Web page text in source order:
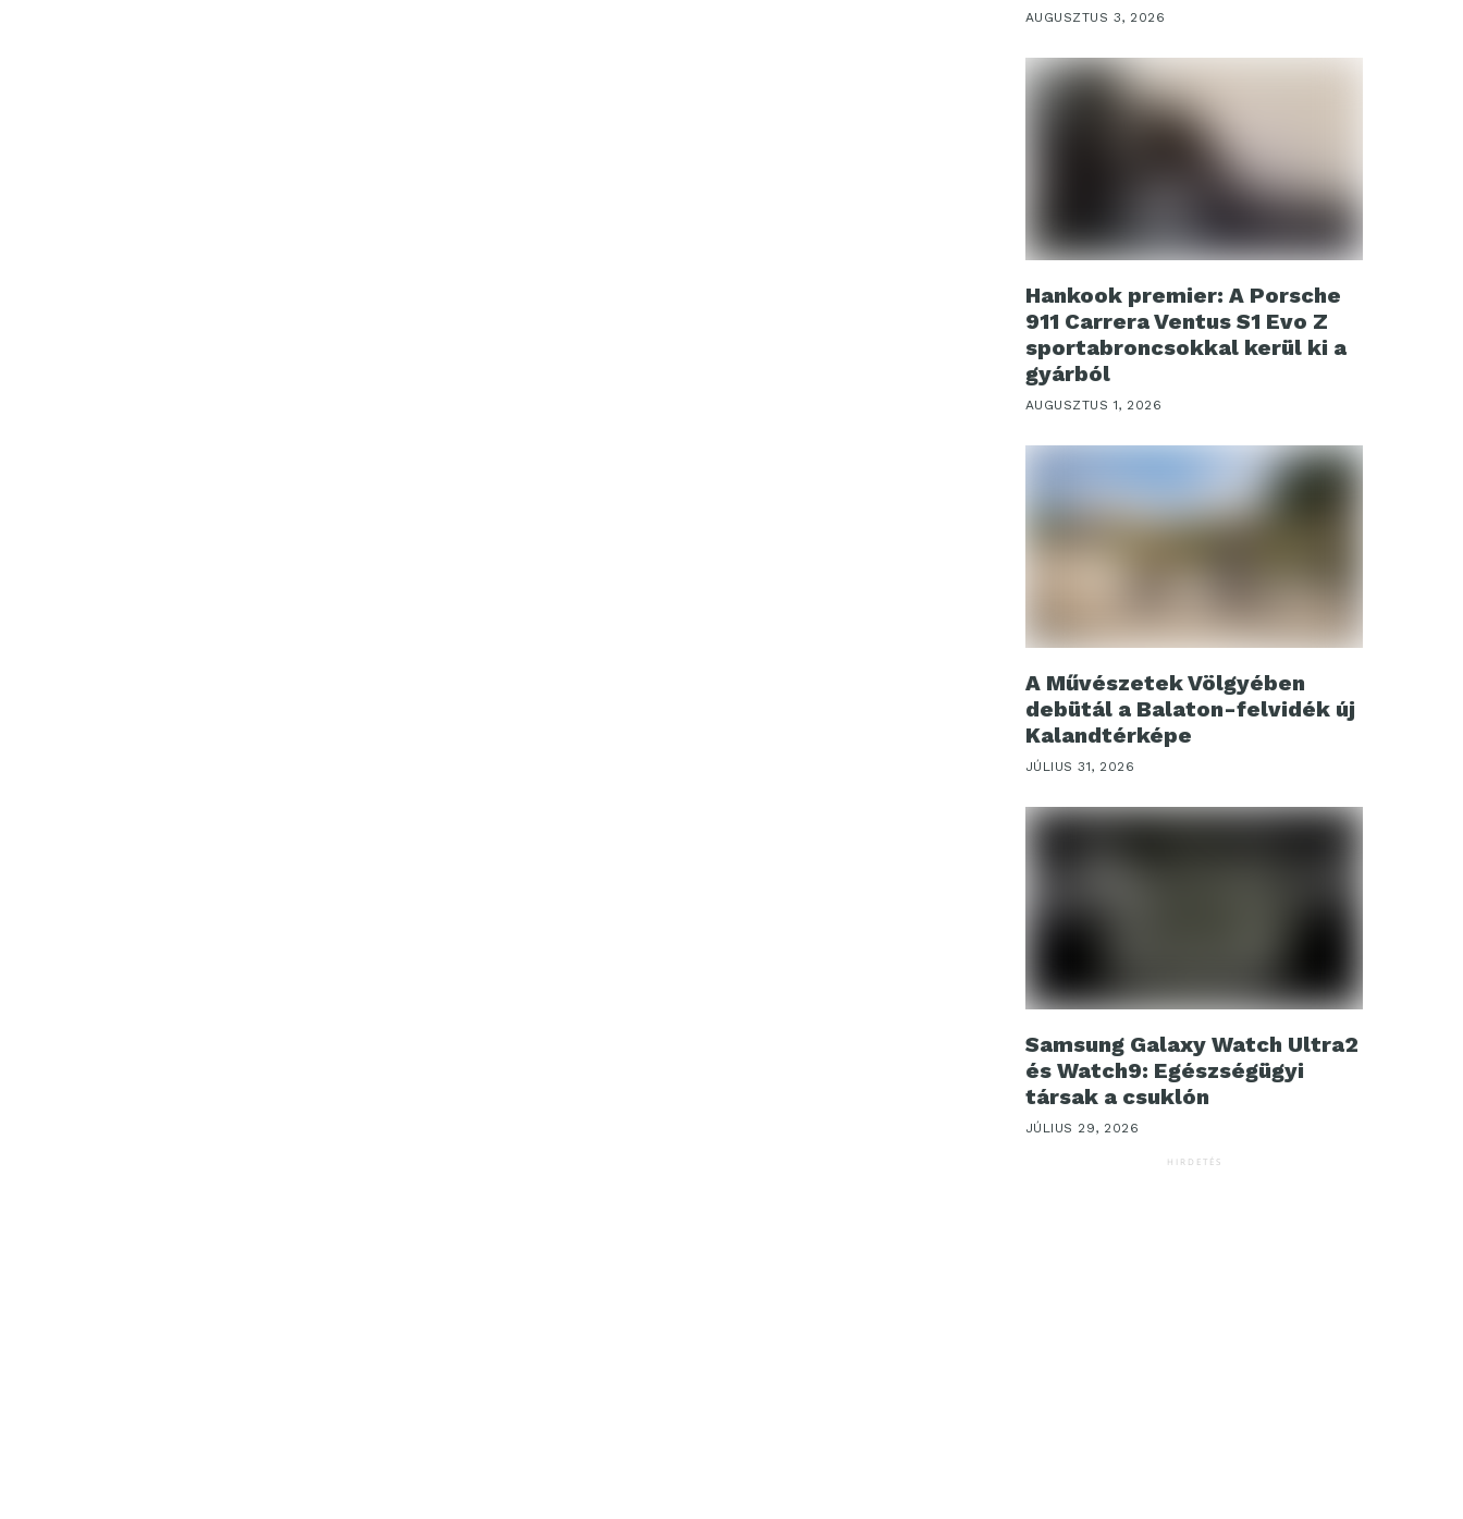
AUGUSZTUS 3, 2026
Hankook premier: A Porsche
911 Carrera Ventus S1 Evo Z
sportabroncsokkal kerül ki a
gyárból
AUGUSZTUS 1, 2026
A Művészetek Völgyében
debütál a Balaton-felvidék új
Kalandtérképe
JÚLIUS 31, 2026
Samsung Galaxy Watch Ultra2
és Watch9: Egészségügyi
társak a csuklón
JÚLIUS 29, 2026
HIRDETÉS